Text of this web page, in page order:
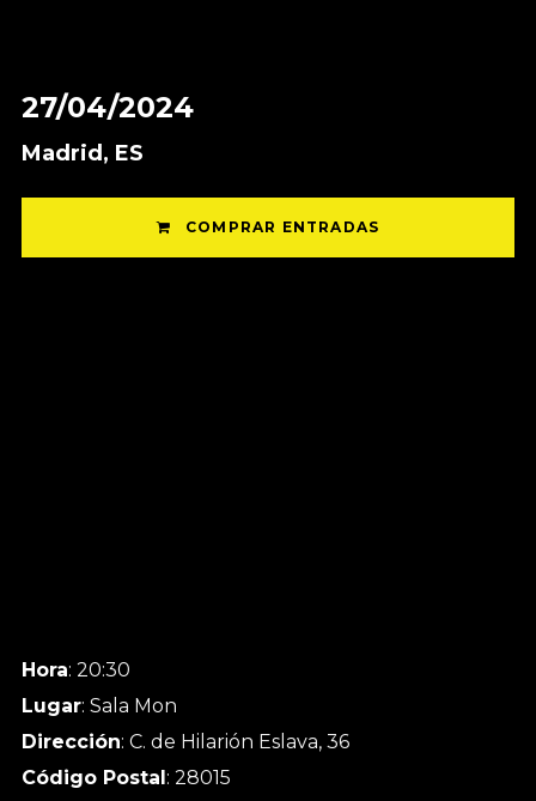
27/04/2024
Madrid, ES
COMPRAR ENTRADAS
Hora: 20:30
Lugar: Sala Mon
Dirección: C. de Hilarión Eslava, 36
Código Postal: 28015